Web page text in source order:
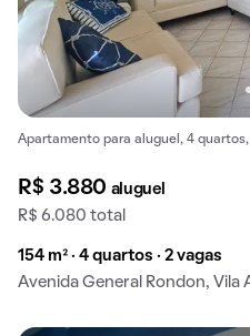
Apartamento para aluguel, 4
R$ 3.880 aluguel
R$ 6.080 total
154 m² · 4 quartos · 2 vagas
Avenida General Rondon, Vila